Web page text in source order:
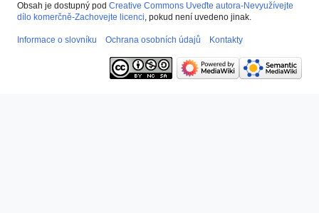
Obsah je dostupný pod Creative Commons Uveďte autora-Nevyužívejte
dílo komerčně-Zachovejte licenci, pokud není uvedeno jinak.
Informace o slovníku Ochrana osobních údajů Kontakty